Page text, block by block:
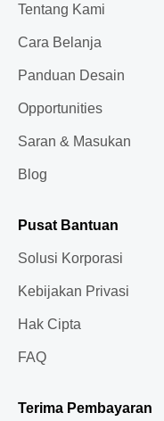
Tentang Kami
Cara Belanja
Panduan Desain
Opportunities
Saran & Masukan
Blog
Pusat Bantuan
Solusi Korporasi
Kebijakan Privasi
Hak Cipta
FAQ
Terima Pembayaran